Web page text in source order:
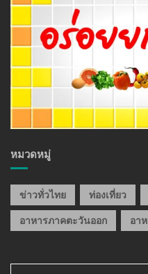
หมวดหมู่
ข่าวทั่วไทย ท่องเที่ยว
อาหารภาคตะวันออก อา